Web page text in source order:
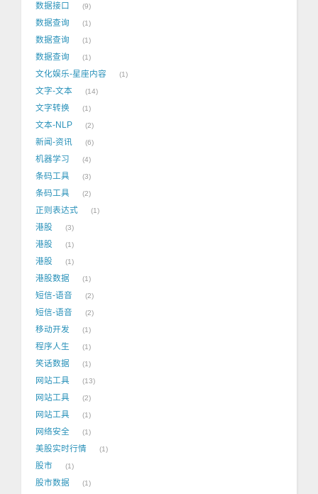
数据接口 9
数据查询 1
数据查询 1
数据查询 1
文化娱乐-星座内容 1
文字-文本 14
文字转换 1
文本-NLP 2
新闻-资讯 6
机器学习 4
条码工具 3
条码工具 2
正则表达式 1
港股 3
港股 1
港股 1
港股数据 1
短信-语音 2
短信-语音 2
移动开发 1
程序人生 1
笑话数据 1
网站工具 13
网站工具 2
网站工具 1
网络安全 1
美股实时行情 1
股市 1
股市数据 1